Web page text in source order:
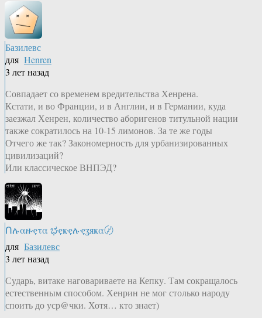
Базилевс
для Henren
3 лет назад
Совпадает со временем вредительства Хенрена.
Кстати, и во Франции, и в Англии, и в Германии, куда
заезжал Хенрен, количество аборигенов титульной нации
также сократилось на 10-15 лимонов. За те же годы
Отчего же так? Закономерность для урбанизированных
цивилизаций?
Или классическое ВНПЭД?
Ոሉαዙҿτα ಭҿҝҿሉҿʓяҝα〄
для Базилевс
3 лет назад
Сударь, витаке наговариваете на Кепку. Там сокращалось
естественным способом. Хенрин не мог столько народу
споить до уср@чки. Хотя… кто знает)